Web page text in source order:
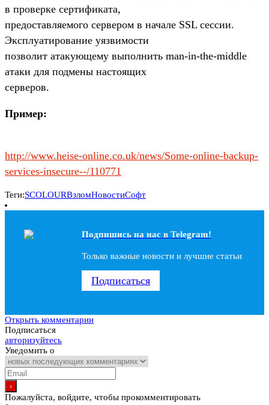
в проверке сертификата,
предоставляемого сервером в начале SSL сессии.
Эксплуатирование уязвимости
позволит атакующему выполнить man-in-the-middle
атаки для подмены настоящих
серверов.
Пример:
http://www.heise-online.co.uk/news/Some-online-backup-
services-insecure--/110771
Теги:SCOLOURВзломНовостиСофт
Подпишись на наc в Telegram!
Только важные новости и лучшие статьи
Подписаться
Открыть комментарии
Подписаться
авторизуйтесь
Уведомить о
Пожалуйста, войдите, чтобы прокомментировать